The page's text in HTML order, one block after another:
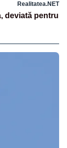
Realitatea.NET
deviată pentru